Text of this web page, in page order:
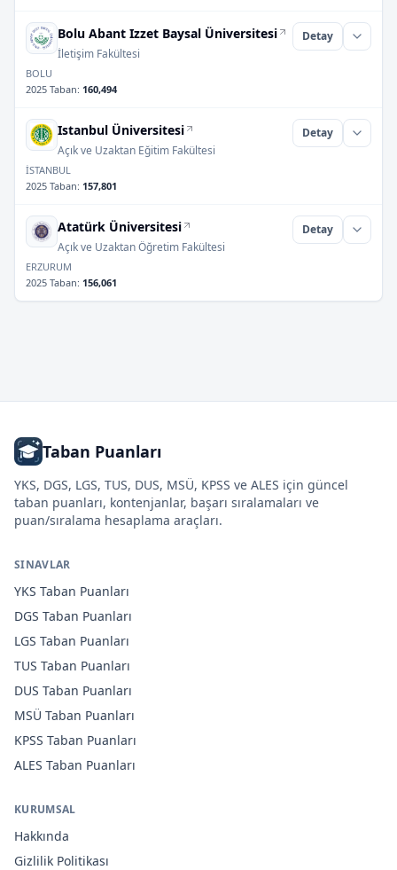
Bolu Abant Izzet Baysal Üniversitesi
İletişim Fakültesi
Detay
BOLU
2025 Taban: 160,494
Istanbul Üniversitesi
Açık ve Uzaktan Eğitim Fakültesi
Detay
İSTANBUL
2025 Taban: 157,801
Atatürk Üniversitesi
Açık ve Uzaktan Öğretim Fakültesi
Detay
ERZURUM
2025 Taban: 156,061
Taban Puanları
YKS, DGS, LGS, TUS, DUS, MSÜ, KPSS ve ALES için güncel
taban puanları, kontenjanlar, başarı sıralamaları ve
puan/sıralama hesaplama araçları.
SINAVLAR
YKS Taban Puanları
DGS Taban Puanları
LGS Taban Puanları
TUS Taban Puanları
DUS Taban Puanları
MSÜ Taban Puanları
KPSS Taban Puanları
ALES Taban Puanları
KURUMSAL
Hakkında
Gizlilik Politikası